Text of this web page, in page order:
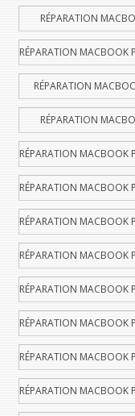
RÉPARATION
RÉPARATION MACBOOK
RÉPARATION
RÉPARATION
RÉPARATION MACBOOK
RÉPARATION MACBOOK
RÉPARATION MACBOOK
RÉPARATION MACBOOK
RÉPARATION MACBOOK
RÉPARATION MACBOOK
RÉPARATION MACBOOK
RÉPARATION MACBOOK